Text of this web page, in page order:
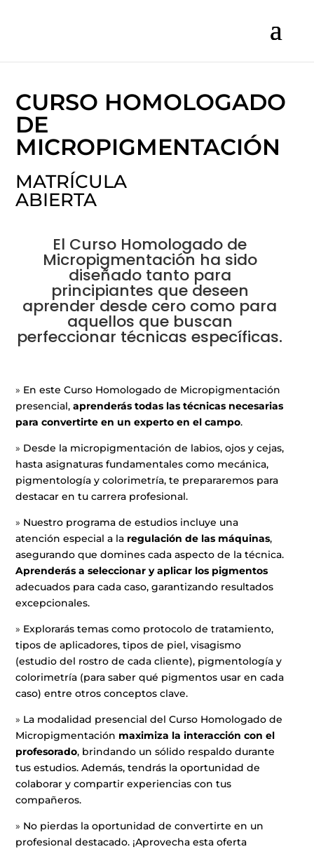
CURSO HOMOLOGADO
DE
MICROPIGMENTACIÓN
MATRÍCULA
ABIERTA
El Curso Homologado de
Micropigmentación ha sido
diseñado tanto para
principiantes que deseen
aprender desde cero como para
aquellos que buscan
perfeccionar técnicas específicas.
» En este Curso Homologado de Micropigmentación
presencial,aprenderás todas las técnicas necesarias
para convertirte en un experto en el campo.
» Desde la micropigmentación de labios, ojos y cejas,
hasta asignaturas fundamentales como mecánica,
pigmentología y colorimetría, te prepararemos para
destacar en tu carrera profesional.
» Nuestro programa de estudios incluye una
atención especial a la regulación de las máquinas,
asegurando que domines cada aspecto de la técnica.
Aprenderás a seleccionar y aplicar los pigmentos
adecuados para cada caso, garantizando resultados
excepcionales.
» Explorarás temas como protocolo de tratamiento,
tipos de aplicadores, tipos de piel, visagismo
(estudio del rostro de cada cliente), pigmentología y
colorimetría (para saber qué pigmentos usar en cada
caso) entre otros conceptos clave.
» La modalidad presencial del Curso Homologado de
Micropigmentación maximiza la interacción con el
profesorado, brindando un sólido respaldo durante
tus estudios. Además, tendrás la oportunidad de
colaborar y compartir experiencias con tus
compañeros.
» No pierdas la oportunidad de convertirte en un
profesional destacado. ¡Aprovecha esta oferta